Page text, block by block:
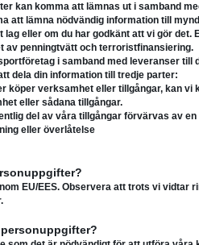
kan komma att lämnas ut i samband
att lämna nödvändig information till
lag eller om du har godkänt att vi gör
av penningtvätt och terroristfinansiering.
i samband med leveranser till
dela din information till tredje parter:
köper verksamhet eller tillgångar, kan
eller sådana tillgångar.
del av våra tillgångar förvärvas av
eller överlåtelse
EU/EES. Observera att trots vi